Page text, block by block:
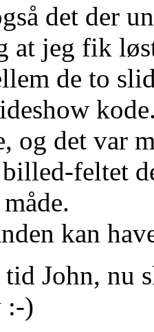
det der
at jeg fik
de to
og det var
feltet
kan
John, nu
:-)